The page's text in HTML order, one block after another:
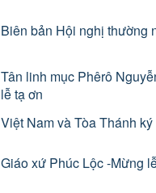
Biên bản Hội nghị thường
Tân linh mục Phêrô
lễ tạ ơn
Việt Nam và Tòa Thánh
Giáo xứ Phúc Lộc -Mừng